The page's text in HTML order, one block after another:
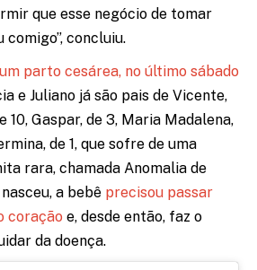
que esse negócio de tomar
comigo”, concluiu.
parto cesárea, no último sábado
e Juliano já são pais de Vicente,
10, Gaspar, de 3, Maria Madalena,
de 1, que sofre de uma
rara, chamada Anomalia de
a bebê precisou passar
coração e, desde então, faz o
da doença.